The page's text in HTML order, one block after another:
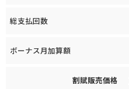
総支払回数
ボーナス月加算額
割賦販売価格